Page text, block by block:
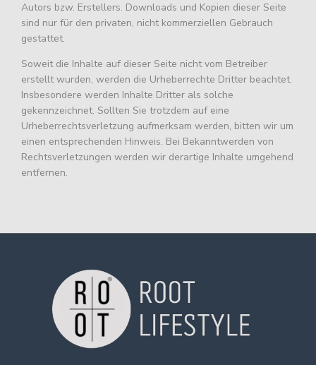
Autors bzw. Erstellers. Downloads und Kopien dieser Seite
sind nur für den privaten, nicht kommerziellen Gebrauch
gestattet.
Soweit die Inhalte auf dieser Seite nicht vom Betreiber
erstellt wurden, werden die Urheberrechte Dritter beachtet.
Insbesondere werden Inhalte Dritter als solche
gekennzeichnet. Sollten Sie trotzdem auf eine
Urheberrechtsverletzung aufmerksam werden, bitten wir um
einen entsprechenden Hinweis. Bei Bekanntwerden von
Rechtsverletzungen werden wir derartige Inhalte umgehend
entfernen.